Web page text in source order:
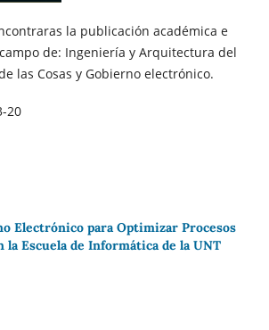
la publicación académica e
de: Ingeniería y Arquitectura del
las Cosas y Gobierno electrónico.
20
Electrónico para Optimizar Procesos
Escuela de Informática de la UNT